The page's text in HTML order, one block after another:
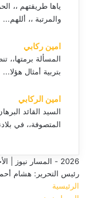
ياها طريقتهم ،،
والمرتبة ،، أللهم...
امين ركابي
المسألة برمتها،،
بتربية أمثال هؤلا...
امين الركابي
السيد القائد
المتصوفة،، في
2026 - المسار نيوز | الأخبار من مصادرها
رئيس التحرير: هشام
الرئيسية